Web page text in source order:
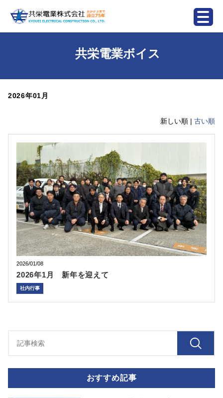
共栄電業ボイス
2026年01月
新しい順 | 古い順
2026/01/08
2026年1月 新年を迎えて
社内行事
おすすめ記事